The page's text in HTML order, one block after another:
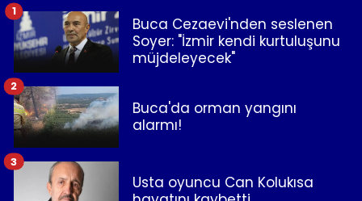
Buca Cezaevi'nden seslenen
Soyer: "İzmir kendi kurtuluşunu
müjdeleyecek"
1
Buca'da orman yangını
alarmı!
2
Usta oyuncu Can Kolukısa
3